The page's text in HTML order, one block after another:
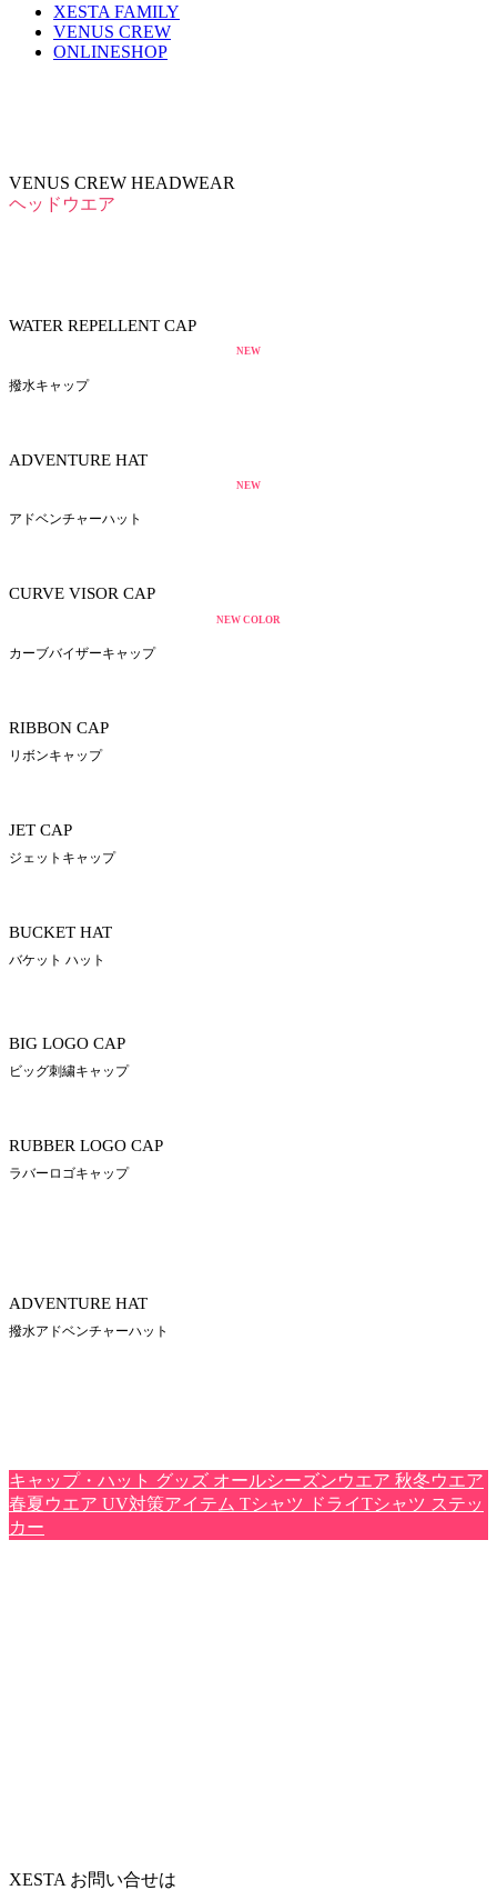
XESTA FAMILY
VENUS CREW
ONLINESHOP
VENUS CREW HEADWEAR
ヘッドウエア
WATER REPELLENT CAP
NEW
撥水キャップ
ADVENTURE HAT
NEW
アドベンチャーハット
CURVE VISOR CAP
NEW COLOR
カーブバイザーキャップ
RIBBON CAP
リボンキャップ
JET CAP
ジェットキャップ
BUCKET HAT
バケット ハット
BIG LOGO CAP
ビッグ刺繍キャップ
RUBBER LOGO CAP
ラバーロゴキャップ
ADVENTURE HAT
撥水アドベンチャーハット
キャップ・ハット グッズ オールシーズンウエア 秋冬ウエア
春夏ウエア UV対策アイテム Tシャツ ドライTシャツ ステッ
カー
XESTA お問い合せは